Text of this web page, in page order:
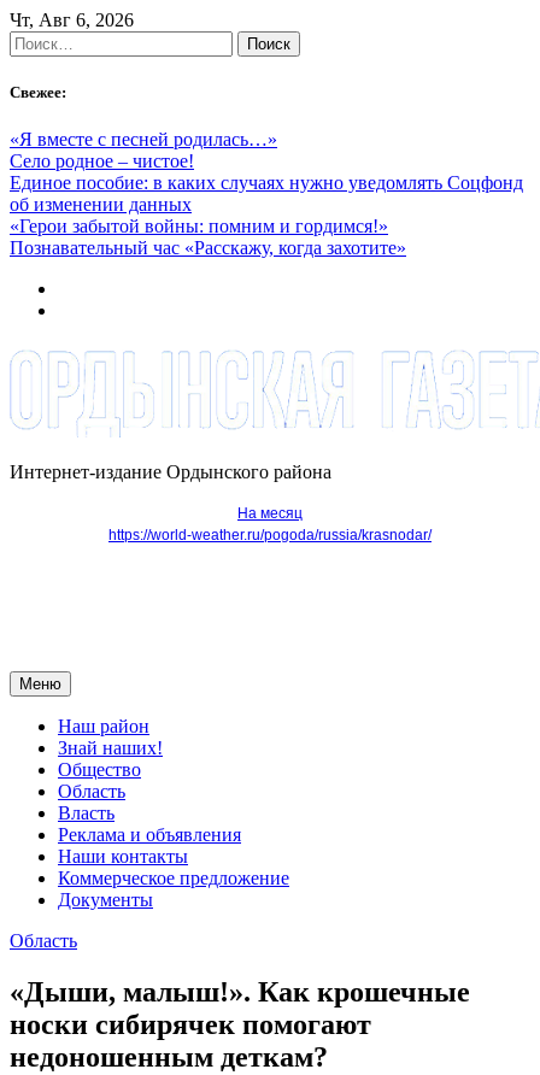
Skip
to
content
Чт, Авг 6, 2026
Найти:
Свежее:
«Я вместе с песней родилась…»
Село родное – чистое!
Единое пособие: в каких случаях нужно уведомлять Соцфонд
об изменении данных
«Герои забытой войны: помним и гордимся!»
Познавательный час «Расскажу, когда захотите»
Интернет-издание Ордынского района
На месяц
https://world-weather.ru/pogoda/russia/krasnodar/
Меню
Наш район
Знай наших!
Общество
Область
Власть
Реклама и объявления
Наши контакты
Коммерческое предложение
Документы
Область
«Дыши, малыш!». Как крошечные
носки сибирячек помогают
недоношенным деткам?